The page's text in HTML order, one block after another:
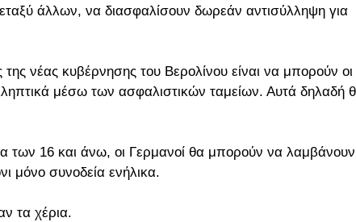
άλλων, να διασφαλίσουν δωρεάν αντισύλληψη για
νέας κυβέρνησης του Βερολίνου είναι να μπορούν οι
μέσω των ασφαλιστικών ταμείων. Αυτά δηλαδή
των 16 και άνω, οι Γερμανοί θα μπορούν να λαμβάνουν
μόνο συνοδεία ενήλικα.
τα χέρια.